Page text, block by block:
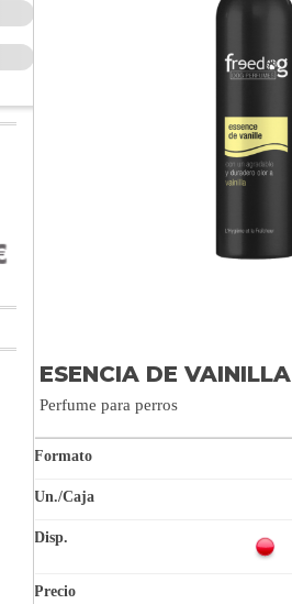
ESENCIA DE VAINILLA
Perfume para perros